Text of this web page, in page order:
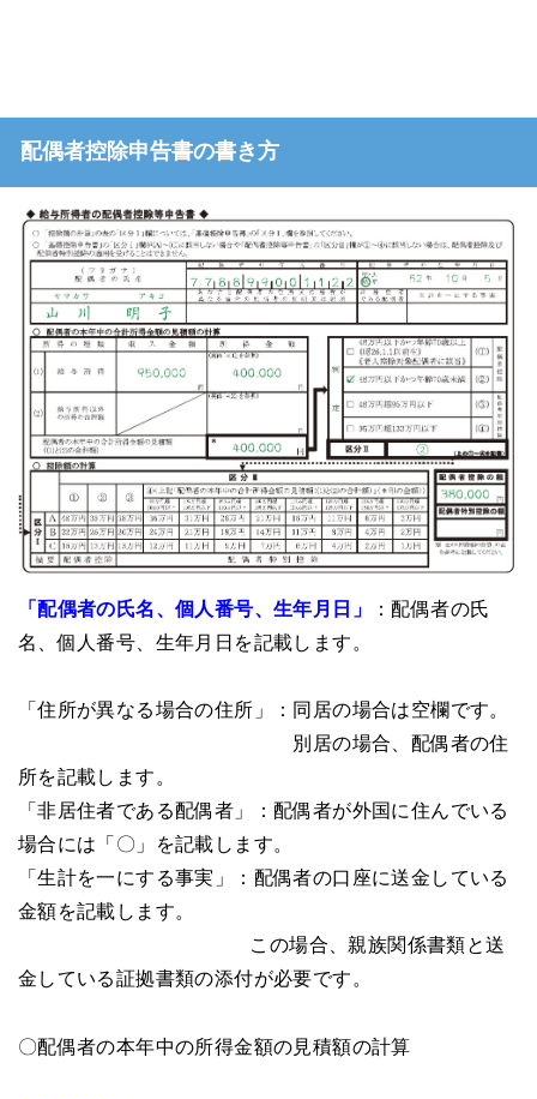
配偶者控除申告書の書き方
「配偶者の氏名、個人番号、生年月日」
：配偶者の氏
名、個人番号、生年月日を記載します。
「住所が異なる場合の住所」：同居の場合は空欄です。
別居の場合、配偶者の住
所を記載します。
「非居住者である配偶者」：配偶者が外国に住んでいる
場合には「〇」を記載します。
「生計を一にする事実」：配偶者の口座に送金している
金額を記載します。
この場合、親族関係書類と送
金している証拠書類の添付が必要です。
〇配偶者の本年中の所得金額の見積額の計算